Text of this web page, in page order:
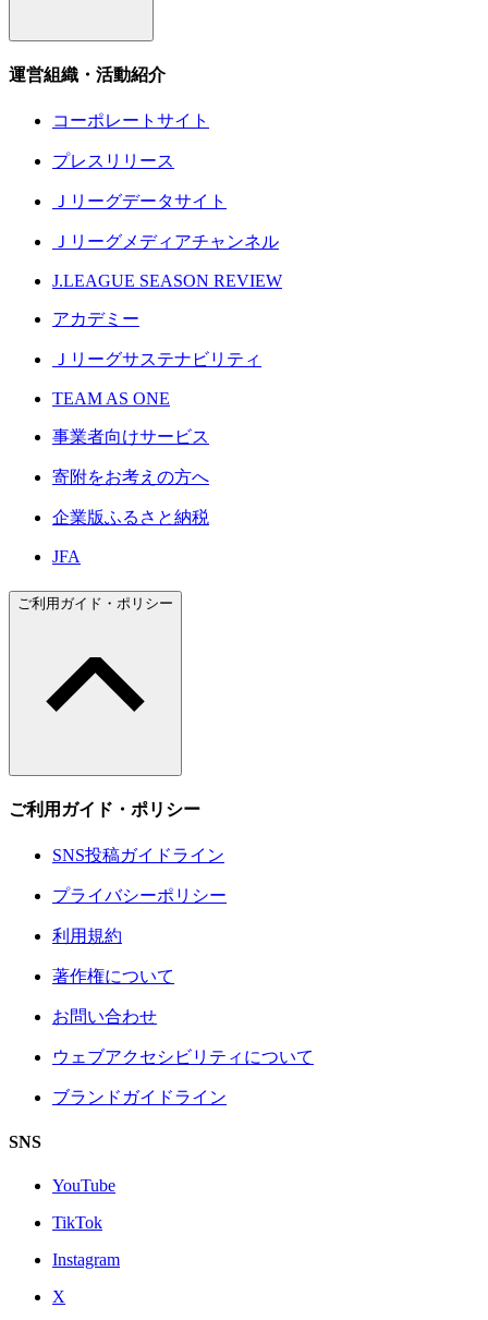
運営組織・活動紹介
コーポレートサイト
プレスリリース
Ｊリーグデータサイト
Ｊリーグメディアチャンネル
J.LEAGUE SEASON REVIEW
アカデミー
Ｊリーグサステナビリティ
TEAM AS ONE
事業者向けサービス
寄附をお考えの方へ
企業版ふるさと納税
JFA
ご利用ガイド・ポリシー
ご利用ガイド・ポリシー
SNS投稿ガイドライン
プライバシーポリシー
利用規約
著作権について
お問い合わせ
ウェブアクセシビリティについて
ブランドガイドライン
SNS
YouTube
TikTok
Instagram
X